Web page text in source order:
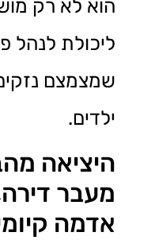
הוא לא רק
ליכולת לנהל
שמצמצם
ילדים.
היציאה
מעבר
אדמה